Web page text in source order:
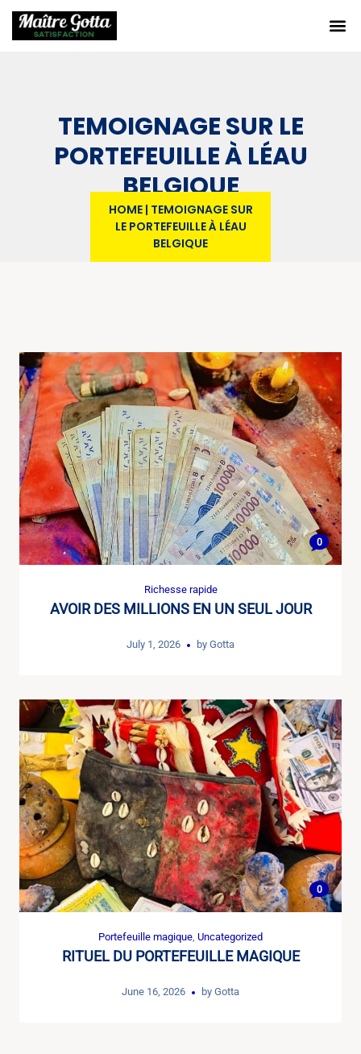
TEMOIGNAGE SUR LE
PORTEFEUILLE À LÉAU
BELGIQUE
HOME| TEMOIGNAGE SUR
LE PORTEFEUILLE À LÉAU
BELGIQUE
0
Richesse rapide
AVOIR DES MILLIONS EN UN SEUL JOUR
July 1, 2026 by Gotta
0
Portefeuille magique, Uncategorized
RITUEL DU PORTEFEUILLE MAGIQUE
June 16, 2026 by Gotta